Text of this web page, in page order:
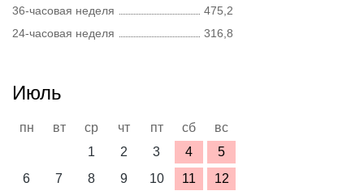
36-часовая неделя
475,2
24-часовая неделя
316,8
Июль
пн вт ср чт пт сб
вс
1
2 3 4
5
6
7 8 9 10 11
12